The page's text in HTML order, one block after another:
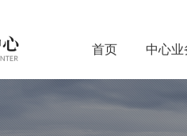
首页 中心业